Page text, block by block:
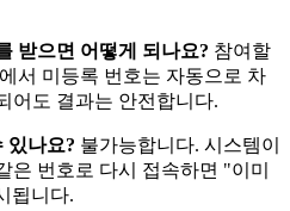
받으면 어떻게 되나요? 참여할
서 미등록 번호는 자동으로 차
어도 결과는 안전합니다.
있나요? 불가능합니다. 시스템이
은 번호로 다시 접속하면 "이미
됩니다.